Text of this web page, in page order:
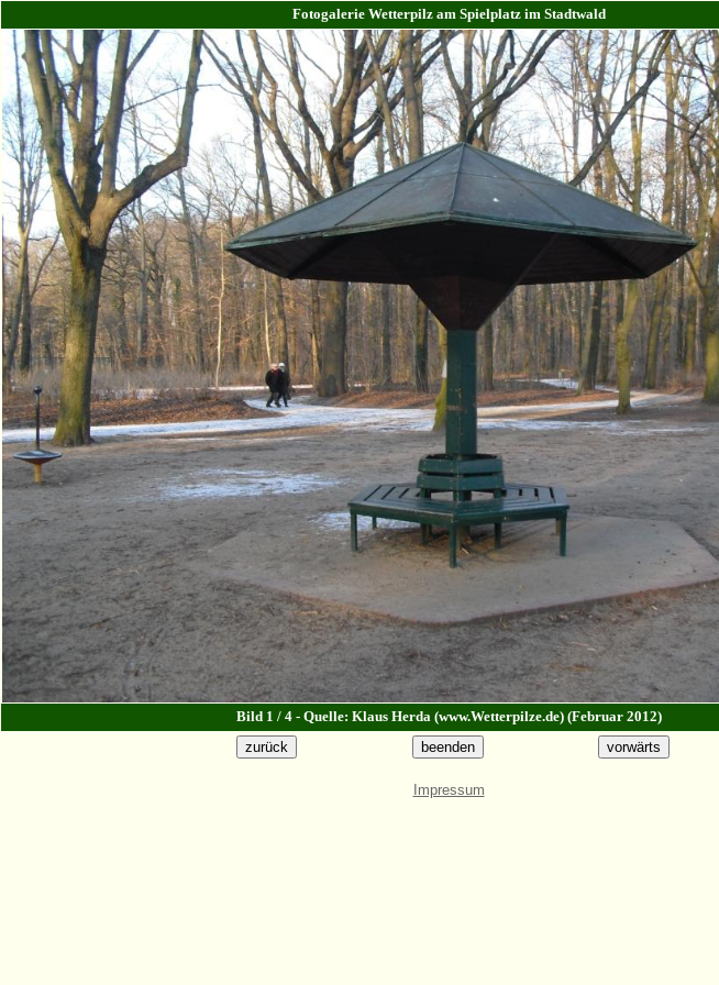
Fotogalerie Wetterpilz am Spielplatz im Stadtwald
Bild 1 / 4 - Quelle: Klaus Herda (www.Wetterpilze.de) (Februar 2012)
Impressum